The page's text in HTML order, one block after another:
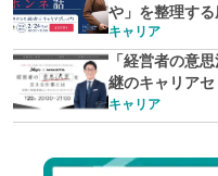
や」を整理する
キャリア
「経営者の意
継のキャリアセ
キャリア